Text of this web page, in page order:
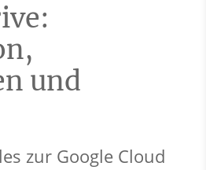
und
zur Google Cloud